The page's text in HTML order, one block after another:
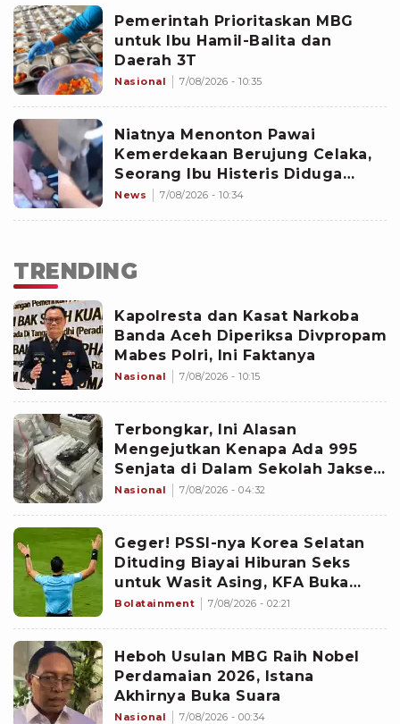
Pemerintah Prioritaskan MBG
untuk Ibu Hamil-Balita dan
Daerah 3T
Nasional 7/08/2026 - 10:35
Niatnya Menonton Pawai
Kemerdekaan Berujung Celaka,
Seorang Ibu Histeris Diduga
Ditabrak Oknum Polisi
News 7/08/2026 - 10:34
TRENDING
Kapolresta dan Kasat Narkoba
Banda Aceh Diperiksa Divpropam
Mabes Polri, Ini Faktanya
Nasional 7/08/2026 - 10:15
Terbongkar, Ini Alasan
Mengejutkan Kenapa Ada 995
Senjata di Dalam Sekolah Jaksel
Sejak 2020
Nasional 7/08/2026 - 04:32
Geger! PSSI-nya Korea Selatan
Dituding Biayai Hiburan Seks
untuk Wasit Asing, KFA Buka
Suara
Bolatainment 7/08/2026 - 02:21
Heboh Usulan MBG Raih Nobel
Perdamaian 2026, Istana
Akhirnya Buka Suara
Nasional 7/08/2026 - 00:34